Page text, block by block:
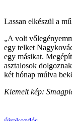
Lassan elkészül a
„A volt
egy telket
egy másikat.
asztalosok
két hónap múlva
Kiemelt kép: